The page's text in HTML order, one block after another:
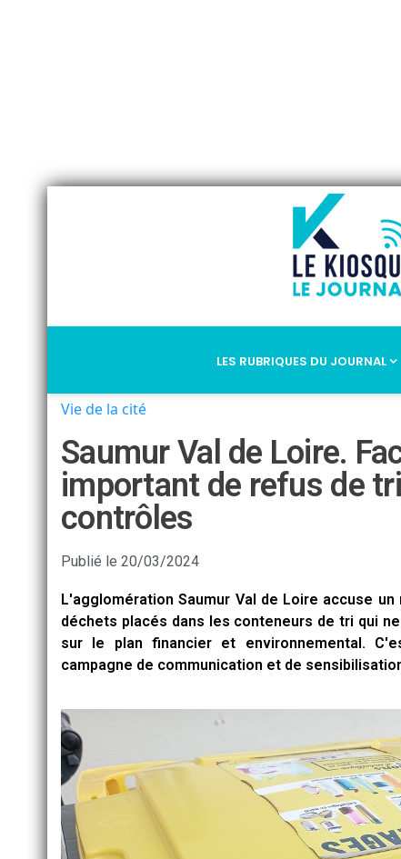
LES RUBRIQUES DU JOURNAL
Vie de la cité
Saumur Val de Loire.
important de refus de
contrôles
Publié le 20/03/2024
L'agglomération Saumur Val de Loire accuse
déchets placés dans les conteneurs de tri qui
sur le plan financier et environnemental.
campagne de communication et de